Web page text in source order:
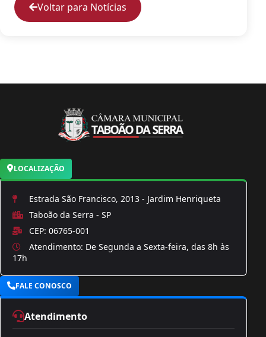
Voltar para Notícias
LOCALIZAÇÃO
Estrada São Francisco, 2013 - Jardim Henriqueta
Taboão da Serra - SP
CEP: 06765-001
Atendimento: De Segunda a Sexta-feira, das 8h às
17h
FALE CONOSCO
Atendimento